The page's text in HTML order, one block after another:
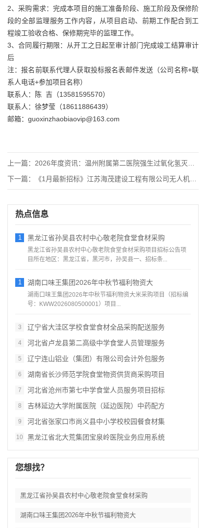
2、采购需求：完成本项目的施工准备阶段、施工阶段及保修阶
段的全部监理服务工作内容，从项目启动、前期工作配合到工
程竣工验收合格、保修期完毕的监理工作。
3、合同履行期限：从开工之日起至审计部门完成竣工结算审计
后
注：报名前联系代理人获取投标报名表邮件发送（公司名称+联
系人电话+参加项目名称）
联系人：陈 吉（13581595570）
联系人：徐梦莹（18611886439）
邮箱：guoxinzhaobiaovip@163.com
上一篇： 2026年度资讯：温州附属第二医院强生过氧化氢灭菌器(保养)
下一篇：
《1月最新招标》江苏海茂建设工程有限公司无人机智慧治理系统招
热点信息
1 黑龙江省孙吴县农村中心敬老院食堂食材采购
黑龙江省孙吴县农村中心敬老院食堂食材采购项目招标公告项
目所在地区：黑龙江省，黑河市，孙吴县一、招标条...
1 湖南口味王集团2026年中秋节福利物资大
湖南口味王集团2026年中秋节福利物资大米采购项目（招标编
号：KWW2026080500001）项目...
3 辽宁省大洼区学校食堂食材全品采购配送服务
4 河北省卢龙县第二高级中学食堂人员管理服务
5 辽宁连山铝业（集团）有限公司会计外包服务
6 湖南省长沙师范学院食堂物资供货商采购项目
7 河北省沧州市第七中学食堂人员服务项目招标
8 吉林延边大学附属医院（延边医院）中药配方
9 河北省张家口市尚义县中小学校校园餐食材集
10 黑龙江省北大荒集团宝泉岭医院业务应用系统
您想找？
黑龙江省孙吴县农村中心敬老院食堂食材采购
湖南口味王集团2026年中秋节福利物资大